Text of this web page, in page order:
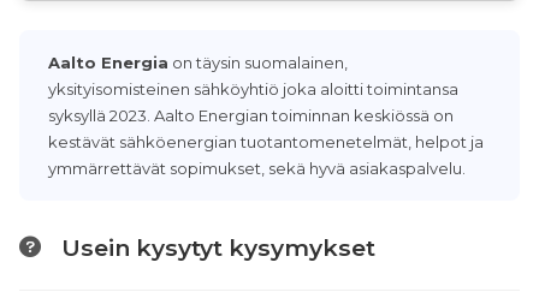
Aalto Energia on täysin suomalainen,
yksityisomisteinen sähköyhtiö joka aloitti toimintansa
syksyllä 2023. Aalto Energian toiminnan keskiössä on
kestävät sähköenergian tuotantomenetelmät, helpot ja
ymmärrettävät sopimukset, sekä hyvä asiakaspalvelu.
Usein kysytyt kysymykset